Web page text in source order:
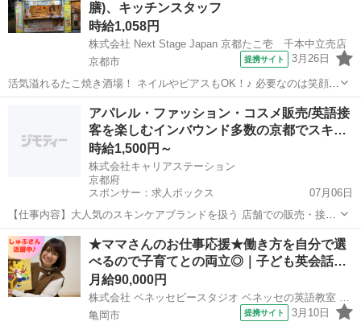
ど、 年齢...
膳)、キッチンスタッフ
時給1,058円
株式会社 Next Stage Japan 京都たこ壱 千本中立売店
京都市
提携サイト 3月26日
活気溢れるたこ焼き酒場！ ネイルやピアスもOK！♪ 必要なのは笑顔と
元気だけ！ 大学生・主婦(夫)・フリーターなど、 年齢・性別問わず大
題なし！！≫ 未...
京都市 店長
アパレル・ファッション・コスメ販売/英語接
客を楽しむインバウンド多数の京都でスキ…
時給1,500円～
株式会社キャリアステーション
京都府
スポンサー：求人ボックス
07月06日
【仕事内容】大人気のスキンケアブランドを扱う 店舗での販売・接客
業務になります。 <具体的なお仕事内容> 訪日外国人への英語での接
客対応 商品の魅力や使い方の丁寧なご説明 お会計や免税対応などのレ
ジ業務 店内清掃や商品の品出し、在...
アルバイト・パート
★ママさんのお仕事応援★働き方を自分で選
べるので子育てとの両立◎｜子ども英会話…
月給90,000円
株式会社 ベネッセビースタジオ ベネッセの英語教室 BE studio
亀岡市
提携サイト 3月10日